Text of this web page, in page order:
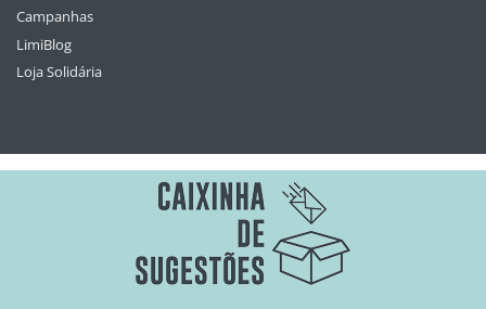
Campanhas
LimiBlog
Loja Solidária